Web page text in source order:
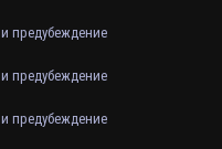
предубеждение
предубеждение
предубеждение